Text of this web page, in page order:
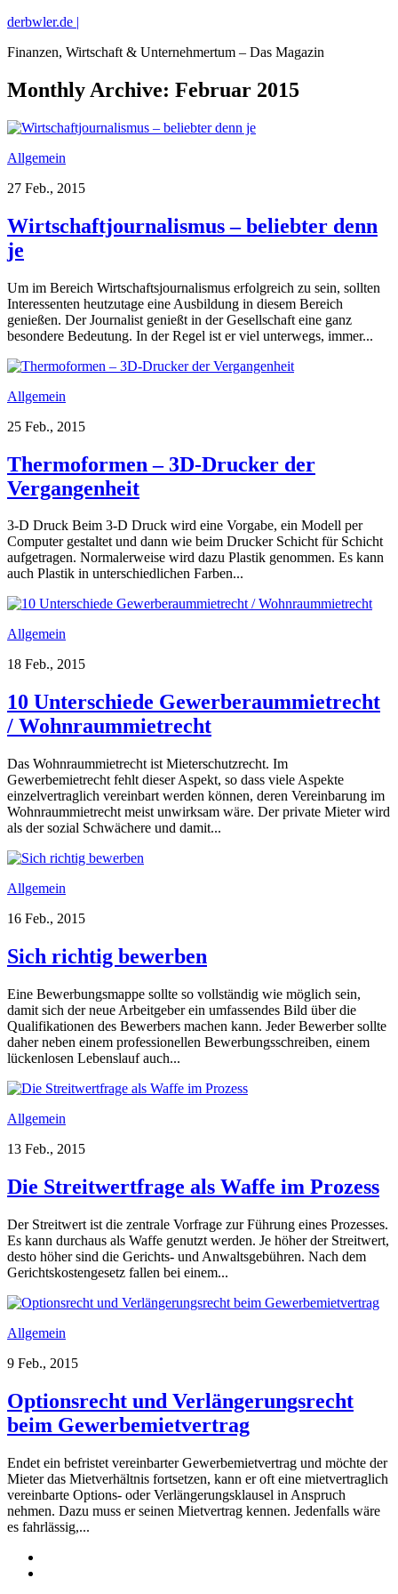
derbwler.de |
Finanzen, Wirtschaft & Unternehmertum – Das Magazin
Monthly Archive: Februar 2015
Allgemein
27 Feb., 2015
Wirtschaftjournalismus – beliebter denn
je
Um im Bereich Wirtschaftsjournalismus erfolgreich zu sein, sollten
Interessenten heutzutage eine Ausbildung in diesem Bereich
genießen. Der Journalist genießt in der Gesellschaft eine ganz
besondere Bedeutung. In der Regel ist er viel unterwegs, immer...
Allgemein
25 Feb., 2015
Thermoformen – 3D-Drucker der
Vergangenheit
3-D Druck Beim 3-D Druck wird eine Vorgabe, ein Modell per
Computer gestaltet und dann wie beim Drucker Schicht für Schicht
aufgetragen. Normalerweise wird dazu Plastik genommen. Es kann
auch Plastik in unterschiedlichen Farben...
Allgemein
18 Feb., 2015
10 Unterschiede Gewerberaummietrecht
/ Wohnraummietrecht
Das Wohnraummietrecht ist Mieterschutzrecht. Im
Gewerbemietrecht fehlt dieser Aspekt, so dass viele Aspekte
einzelvertraglich vereinbart werden können, deren Vereinbarung im
Wohnraummietrecht meist unwirksam wäre. Der private Mieter wird
als der sozial Schwächere und damit...
Allgemein
16 Feb., 2015
Sich richtig bewerben
Eine Bewerbungsmappe sollte so vollständig wie möglich sein,
damit sich der neue Arbeitgeber ein umfassendes Bild über die
Qualifikationen des Bewerbers machen kann. Jeder Bewerber sollte
daher neben einem professionellen Bewerbungsschreiben, einem
lückenlosen Lebenslauf auch...
Allgemein
13 Feb., 2015
Die Streitwertfrage als Waffe im Prozess
Der Streitwert ist die zentrale Vorfrage zur Führung eines Prozesses.
Es kann durchaus als Waffe genutzt werden. Je höher der Streitwert,
desto höher sind die Gerichts- und Anwaltsgebühren. Nach dem
Gerichtskostengesetz fallen bei einem...
Allgemein
9 Feb., 2015
Optionsrecht und Verlängerungsrecht
beim Gewerbemietvertrag
Endet ein befristet vereinbarter Gewerbemietvertrag und möchte der
Mieter das Mietverhältnis fortsetzen, kann er oft eine mietvertraglich
vereinbarte Options- oder Verlängerungsklausel in Anspruch
nehmen. Dazu muss er seinen Mietvertrag kennen. Jedenfalls wäre
es fahrlässig,...